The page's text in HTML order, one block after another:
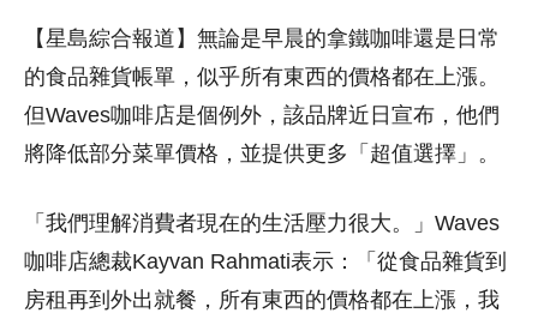
【星島綜合報道】無論是早晨的拿鐵咖啡還是日常
的食品雜貨帳單，似乎所有東西的價格都在上漲。
但Waves咖啡店是個例外，該品牌近日宣布，他們
將降低部分菜單價格，並提供更多「超值選擇」。
「我們理解消費者現在的生活壓力很大。」Waves
咖啡店總裁Kayvan Rahmati表示：「從食品雜貨到
房租再到外出就餐，所有東西的價格都在上漲，我